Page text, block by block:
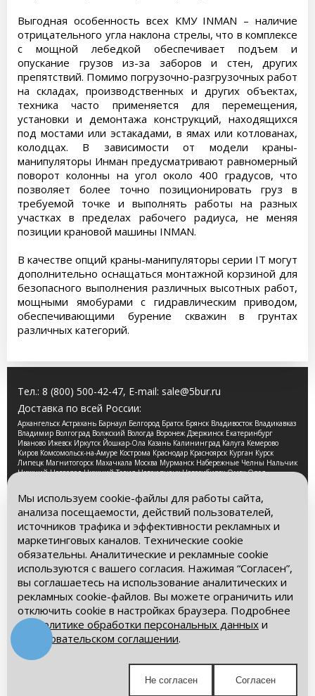
Выгодная особенность всех КМУ INMAN – наличие
отрицательного угла наклона стрелы, что в комплексе
с мощной лебедкой обеспечивает подъем и
опускание грузов из-за заборов и стен, других
препятствий. Помимо погрузочно-разгрузочных работ
на складах, производственных и других объектах,
техника часто применяется для перемещения,
установки и демонтажа конструкций, находящихся
под мостами или эстакадами, в ямах или котлованах,
колодцах. В зависимости от модели краны-
манипуляторы Инман предусматривают равномерный
поворот колонны на угол около 400 градусов, что
позволяет более точно позиционировать груз в
требуемой точке и выполнять работы на разных
участках в пределах рабочего радиуса, не меняя
позиции крановой машины INMAN.
В качестве опций краны-манипуляторы серии IT могут
дополнительно оснащаться монтажной корзиной для
безопасного выполнения различных высотных работ,
мощными ямобурами с гидравлическим приводом,
обеспечивающими бурение скважин в грунтах
различных категорий.
Тел.: 8 (800) 500-42-47, E-mail: sale@5bur.ru
Доставка по всей России:
Архангельск Астрахань Барнаул Белгород Братск Брянск Владивосток Владикавказ
Владимир Волгоград Волжский Вологда Воронеж Дзержинск Екатеринбург
Иваново Ижевск Иркутск Йошкар-Ола Казань Калининград Калуга Кемерово
Киров Комсомольск-на-Амуре Кострома Краснодар Красноярск Курган Курск
Липецк Магнитогорск Махачкала Москва Мурманск Набережные Челны Нальчик
Нижний Новгород Нижний Тагил Новокузнецк Новосибирск Омск Орел
Санкт-Петербург Саранск Саратов Смоленск Сочи Ставрополь Стерлитамак
Сургут Таганрог Тамбов Тверь Томск Тула Тюмень Улан-Удэ Ульяновск Уфа
Хабаровск Чебоксары Челябинск Череповец Чита Ярославль
2026 © Компания «Буровые Машины». Все права
защищены. Обращаем Ваше внимание на то, что данный
интернет-сайт носит исключительно информационный
характер и ни при каких условиях информационные
материалы и цены, размещенные на сайте, не является
публичной офертой, определяемой положениями Статьи
437 Гражданского кодекса РФ.
Политика обработки персональных данных
Пользовательское соглашение
Мы в социальных сетях:
Получите выгодное предложение!
Мы используем cookie-файлы для работы сайта,
анализа посещаемости, действий пользователей,
источников трафика и эффективности рекламных и
маркетинговых каналов. Технические cookie
обязательны. Аналитические и рекламные cookie
используются с вашего согласия. Нажимая “Согласен”,
вы соглашаетесь на использование аналитических и
рекламных cookie-файлов. Вы можете ограничить или
отключить cookie в настройках браузера. Подробнее
– в
Политике обработки персональных данных и
Пользовательском соглашении.
Согласен
Не согласен